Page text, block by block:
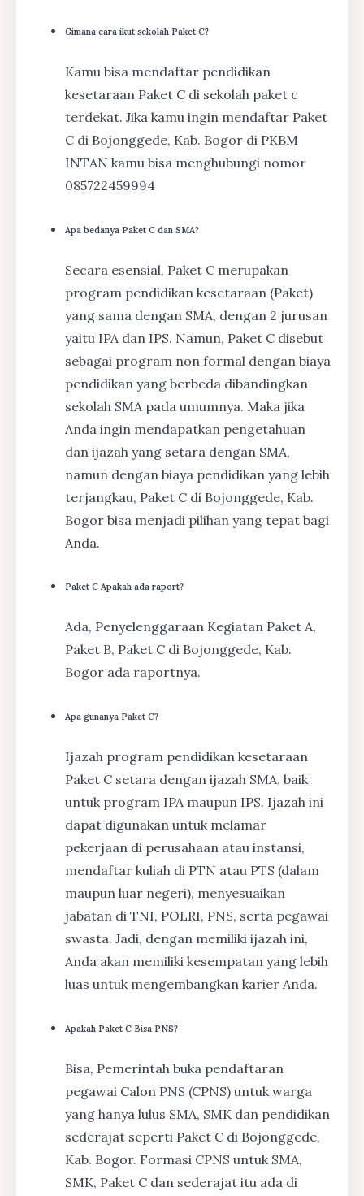
Gimana cara ikut sekolah Paket C?
Kamu bisa mendaftar pendidikan
kesetaraan Paket C di sekolah paket c
terdekat. Jika kamu ingin mendaftar Paket
C di Bojonggede, Kab. Bogor di PKBM
INTAN kamu bisa menghubungi nomor
085722459994
Apa bedanya Paket C dan SMA?
Secara esensial, Paket C merupakan
program pendidikan kesetaraan (Paket)
yang sama dengan SMA, dengan 2 jurusan
yaitu IPA dan IPS. Namun, Paket C disebut
sebagai program non formal dengan biaya
pendidikan yang berbeda dibandingkan
sekolah SMA pada umumnya. Maka jika
Anda ingin mendapatkan pengetahuan
dan ijazah yang setara dengan SMA,
namun dengan biaya pendidikan yang lebih
terjangkau, Paket C di Bojonggede, Kab.
Bogor bisa menjadi pilihan yang tepat bagi
Anda.
Paket C Apakah ada raport?
Ada, Penyelenggaraan Kegiatan Paket A,
Paket B, Paket C di Bojonggede, Kab.
Bogor ada raportnya.
Apa gunanya Paket C?
Ijazah program pendidikan kesetaraan
Paket C setara dengan ijazah SMA, baik
untuk program IPA maupun IPS. Ijazah ini
dapat digunakan untuk melamar
pekerjaan di perusahaan atau instansi,
mendaftar kuliah di PTN atau PTS (dalam
maupun luar negeri), menyesuaikan
jabatan di TNI, POLRI, PNS, serta pegawai
swasta. Jadi, dengan memiliki ijazah ini,
Anda akan memiliki kesempatan yang lebih
luas untuk mengembangkan karier Anda.
Apakah Paket C Bisa PNS?
Bisa, Pemerintah buka pendaftaran
pegawai Calon PNS (CPNS) untuk warga
yang hanya lulus SMA, SMK dan pendidikan
sederajat seperti Paket C di Bojonggede,
Kab. Bogor. Formasi CPNS untuk SMA,
SMK, Paket C dan sederajat itu ada di